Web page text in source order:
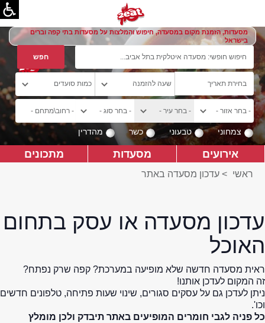
מסעדות, הזמנת מקום במסעדה, חיפוש והמלצות על מסעדות בתי קפה וברים
בישראל
צמחוני טבעוני כשר מהדרין
אירועים מסעדות מתכונים
ראשי > עדכון מסעדה באתר
עדכון מסעדה או עסק בתחום
האוכל
ראית מסעדה חדשה שלא מופיעה במערכת? קפה שרק נפתח?
זה המקום לעדכן אותנו!
ניתן לעדכן גם על עסקים סגורים, שינוי שעות פתיחה, טלפונים חדשים
וכו'.
כל פניה לגבי חומרים המופיעים באתר תיבדק ולכן מומלץ